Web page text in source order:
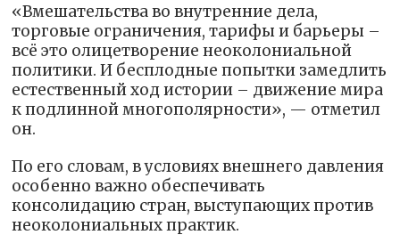
«Вмешательства во внутренние дела,
торговые ограничения, тарифы и барьеры –
всё это олицетворение неоколониальной
политики. И бесплодные попытки замедлить
естественный ход истории – движение мира
к подлинной многополярности», — отметил
он.
По его словам, в условиях внешнего давления
особенно важно обеспечивать
консолидацию стран, выступающих против
неоколониальных практик.